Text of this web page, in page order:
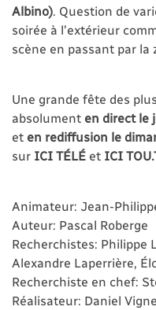
Albino) . Question de
soirée à l’extérieur
scène en passant par la
Une grande fête des
absolument en direct le
et en rediffusion le
sur ICI TÉLÉ et ICI
Animateur: Jean-
Auteur: Pascal Roberge
Recherchistes: Philippe
Alexandre Laperrière,
Recherchiste en chef:
Réalisateur: Daniel